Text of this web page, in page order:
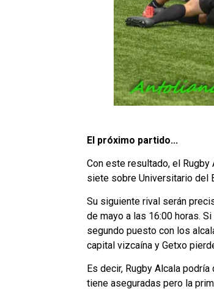
El próximo partido...
Con este resultado, el
siete sobre Universitario del
Su siguiente rival serán
de mayo a las 16:00 horas.
segundo puesto con los
capital vizcaína y Getxo
Es decir, Rugby Alcala
tiene aseguradas pero la